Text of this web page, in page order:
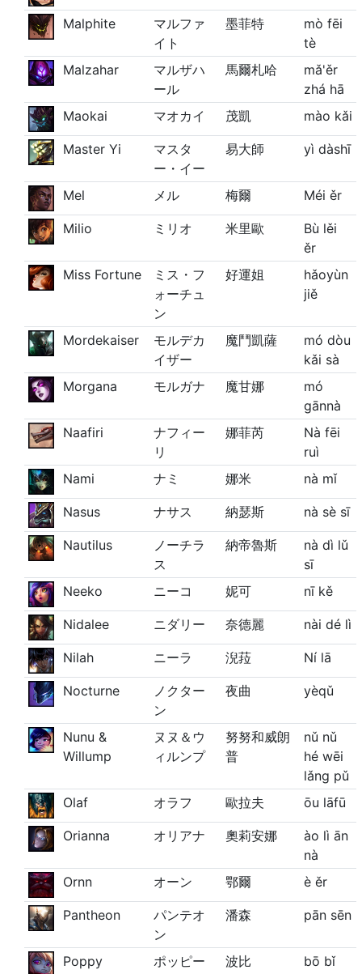
Malphite
マルファ
イト
墨菲特
mò fēi
tè
Malzahar
マルザハ
ール
馬爾札哈
mǎ'ěr
zhá hā
Maokai
マオカイ 茂凱 mào kǎi
Master Yi
マスタ
ー・イー
易大師 yì dàshī
Mel メル 梅爾 Méi ěr
Milio ミリオ 米里歐
Bù lěi
ěr
Miss Fortune
ミス・フ
ォーチュ
ン
好運姐
hǎoyùn
jiě
Mordekaiser
モルデカ
イザー
魔鬥凱薩
mó dòu
kǎi sà
Morgana
モルガナ 魔甘娜
mó
gānnà
Naafiri
ナフィー
リ
娜菲芮
Nà fēi
ruì
Nami
ナミ 娜米 nà mǐ
Nasus ナサス 納瑟斯 nà sè sī
Nautilus
ノーチラ
ス
納帝魯斯
nà dì lǔ
sī
Neeko
ニーコ 妮可 nī kě
Nidalee ニダリー 奈德麗 nài dé lì
Nilah ニーラ 淣菈 Ní lā
Nocturne
ノクター
ン
夜曲 yèqǔ
Nunu &
Willump
ヌヌ＆ウ
ィルンプ
努努和威朗
普
nǔ nǔ
hé wēi
lǎng pǔ
Olaf
オラフ 歐拉夫 ōu lāfū
Orianna オリアナ 奧莉安娜
ào lì ān
nà
Ornn
オーン 鄂爾 è ěr
Pantheon
パンテオ
ン
潘森 pān sēn
Poppy ポッピー 波比 bō bǐ